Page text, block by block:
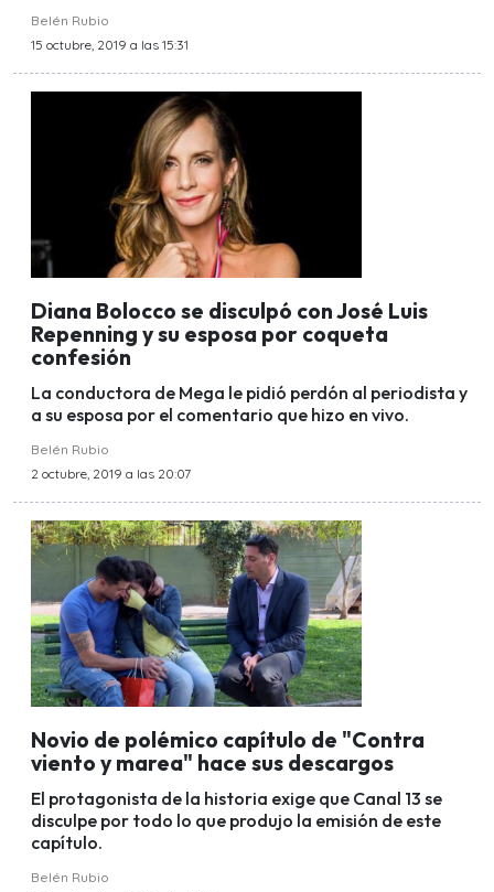
Belén Rubio
15 octubre, 2019 a las 15:31
Diana Bolocco se disculpó con José Luis
Repenning y su esposa por coqueta
confesión
La conductora de Mega le pidió perdón al periodista y
a su esposa por el comentario que hizo en vivo.
Belén Rubio
2 octubre, 2019 a las 20:07
Novio de polémico capítulo de "Contra
viento y marea" hace sus descargos
El protagonista de la historia exige que Canal 13 se
disculpe por todo lo que produjo la emisión de este
capítulo.
Belén Rubio